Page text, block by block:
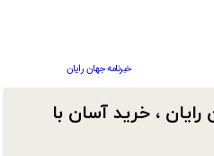
، خرید آسان با
خبرنامه جهان رایان